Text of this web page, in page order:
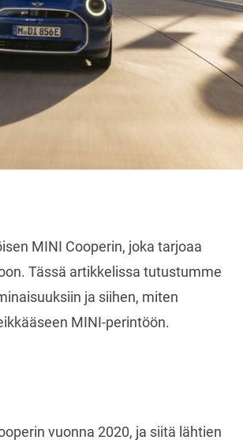
MINI Cooperin, joka tarjoaa
Tässä artikkelissa tutustumme
ja siihen, miten
MINI-perintöön.
vuonna 2020, ja siitä lähtien